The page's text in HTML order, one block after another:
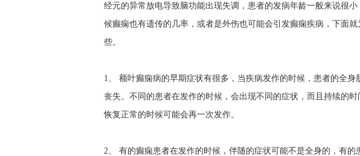
经元的异常放电导致脑功能出现失调，患者的发病年龄一般来说很
候癫痫也有遗传的几率，或者是外伤也可能会引发癫痫疾病，下面
些。
1、 额叶癫痫病的早期症状有很多，当疾病发作的时候，患者的全
丧失。不同的患者在发作的时候，会出现不同的症状，而且持续的
恢复正常的时候可能会再一次发作。
2、 有的癫痫患者在发作的时候，伴随的症状可能不是全身的，有